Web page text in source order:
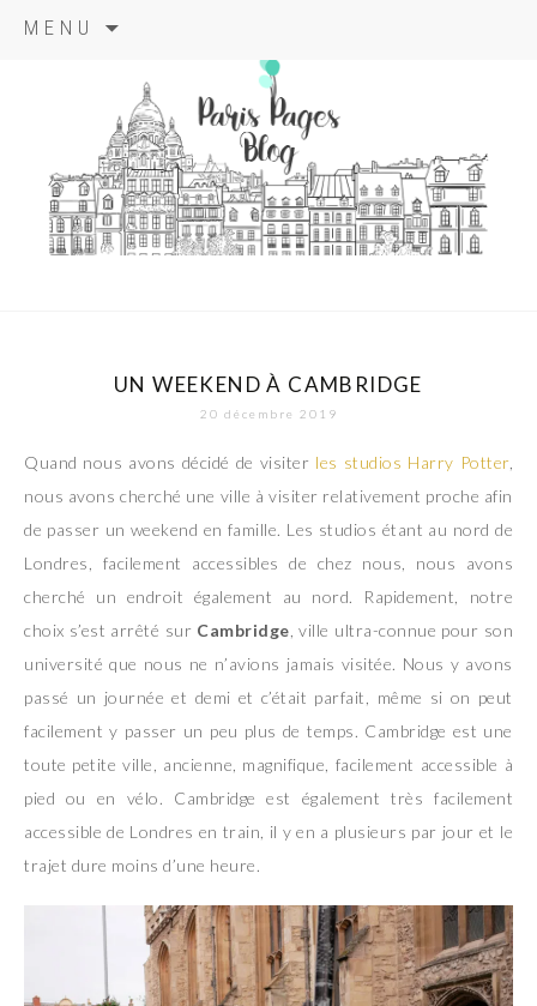
MENU
principal
paris pages
blog
UN WEEKEND À CAMBRIDGE
20 décembre 2019
Quand nous avons décidé de visiter les studios Harry Potter,
nous avons cherché une ville à visiter relativement proche afin
de passer un weekend en famille. Les studios étant au nord de
Londres, facilement accessibles de chez nous, nous avons
cherché un endroit également au nord. Rapidement, notre
choix s’est arrêté sur Cambridge , ville ultra-connue pour son
université que nous ne n’avions jamais visitée. Nous y avons
passé un journée et demi et c’était parfait, même si on peut
facilement y passer un peu plus de temps. Cambridge est une
toute petite ville, ancienne, magnifique, facilement accessible à
pied ou en vélo. Cambridge est également très facilement
accessible de Londres en train, il y en a plusieurs par jour et le
trajet dure moins d’une heure.